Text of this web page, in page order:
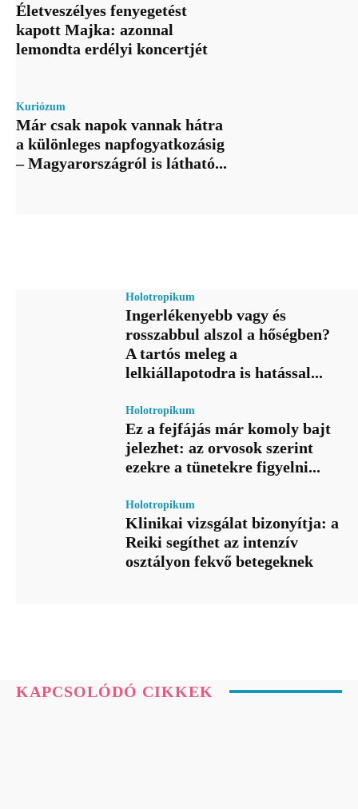
Életveszélyes fenyegetést
kapott Majka: azonnal
lemondta erdélyi koncertjét
Kuriózum
Már csak napok vannak hátra
a különleges napfogyatkozásig
– Magyarországról is látható...
Holotropikum
Ingerlékenyebb vagy és
rosszabbul alszol a hőségben?
A tartós meleg a
lelkiállapotodra is hatással...
Holotropikum
Ez a fejfájás már komoly bajt
jelezhet: az orvosok szerint
ezekre a tünetekre figyelni...
Holotropikum
Klinikai vizsgálat bizonyítja: a
Reiki segíthet az intenzív
osztályon fekvő betegeknek
KAPCSOLÓDÓ CIKKEK